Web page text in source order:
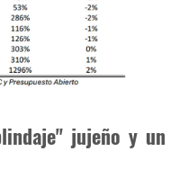
jujeño y un